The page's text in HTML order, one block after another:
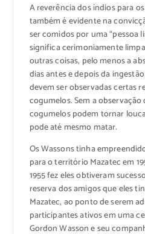
A reverência dos índios para
também é evidente na
ser comidos por uma “pessoa
significa cerimoniamente
outras coisas, pelo menos a
dias antes e depois da
devem ser observadas certas
cogumelos. Sem a
cogumelos podem tornar
pode até mesmo matar.
Os Wassons tinha
para o território Mazatec em
1955 fez eles obtiveram
reserva dos amigos que eles
Mazatec, ao ponto de serem
participantes ativos em uma
Gordon Wasson e seu